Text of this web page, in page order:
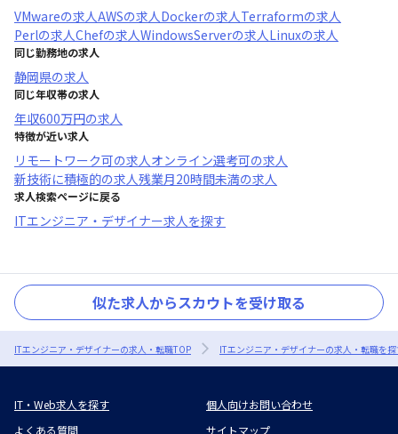
VMwareの求人AWSの求人Dockerの求人Terraformの求人
Perlの求人Chefの求人WindowsServerの求人Linuxの求人
同じ勤務地の求人
静岡県の求人
同じ年収帯の求人
年収600万円の求人
特徴が近い求人
リモートワーク可の求人オンライン選考可の求人
新技術に積極的の求人残業月20時間未満の求人
求人検索ページに戻る
ITエンジニア・デザイナー求人を探す
似た求人からスカウトを受け取る
ITエンジニア・デザイナーの求人・転職TOP ITエンジニア・デザイナーの求人・転職を
IT・Web求人を探す
個人向けお問い合わせ
よくある質問
サイトマップ